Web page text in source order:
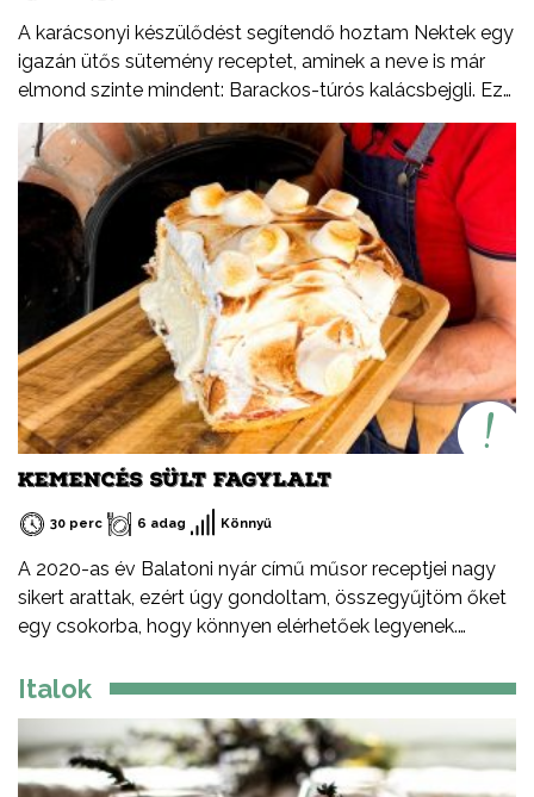
A karácsonyi készülődést segítendő hoztam Nektek egy
igazán ütős sütemény receptet, aminek a neve is már
elmond szinte mindent: Barackos-túrós kalácsbejgli. Ez
nem tévedés, a kalács puhaságát ötvöztem a bejgli
omlósságával, valamint a baracklekvár és rögös túró
ízvilágával. Tudtátok, hogy a rögös túró egy igazi,
magyar specialitás? Jellegzetes íze és állaga különbözik
a más országokban kapható verzióktól, ebben a
formában csak Magyarországon létezik. Ezúton
szeretném felhívni a figyelmetek a Tejszív emblémára is,
ami nem egy márka, hanem a Tej Terméktanács
védjegye. Ha egy tejtermék csomagolásán látod, biztos
lehetsz benne, hogy magyar termék, csak és kizárólag
tejből vagy annak melléktermékeiből készült (író, savó).
KEMENCÉS SÜLT FAGYLALT
30 perc 6 adag Könnyű
A 2020-as év Balatoni nyár című műsor receptjei nagy
sikert arattak, ezért úgy gondoltam, összegyűjtöm őket
egy csokorba, hogy könnyen elérhetőek legyenek.
minden időszakában elkészítheted, mint ahogy a
étvágyát kívánok!
Italok